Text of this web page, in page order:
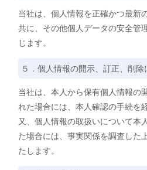
当社は、個人情報を正確かつ最新
共に、その他個人データの安全管
じます。
５．個人情報の開示、訂正、削除
当社は、本人から保有個人情報の
れた場合には、本人確認の手続を
又、個人情報の取扱いについて本
た場合には、事実関係を調査した
たします。